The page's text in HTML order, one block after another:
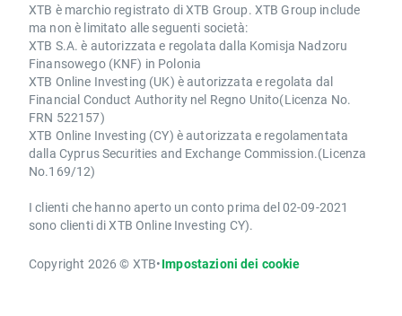
XTB è marchio registrato di XTB Group. XTB Group include
ma non è limitato alle seguenti società:
XTB S.A. è autorizzata e regolata dalla Komisja Nadzoru
Finansowego (KNF) in Polonia
XTB Online Investing (UK) è autorizzata e regolata dal
Financial Conduct Authority nel Regno Unito(Licenza No.
FRN 522157)
XTB Online Investing (CY) è autorizzata e regolamentata
dalla Cyprus Securities and Exchange Commission.(Licenza
No.169/12)
I clienti che hanno aperto un conto prima del 02-09-2021
sono clienti di XTB Online Investing CY).
Copyright 2026 © XTB•Impostazioni dei cookie